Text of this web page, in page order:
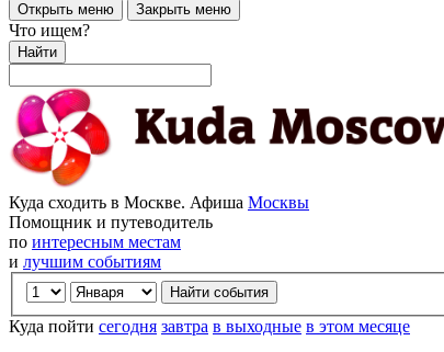
Открыть меню Закрыть меню
Что ищем?
Найти
Куда сходить в Москве. Афиша Москвы
Помощник и путеводитель
по интересным местам
и лучшим событиям
Куда пойти сегодня завтра в выходные в этом месяце